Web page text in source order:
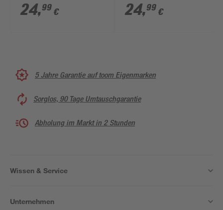
6 x 6 x 48 cm
24,99 €
glänzend 2 x 9 x 40
cm
24,99 €
5 Jahre Garantie auf toom Eigenmarken
Sorglos, 90 Tage Umtauschgarantie
Abholung im Markt in 2 Stunden
Wissen & Service
Unternehmen